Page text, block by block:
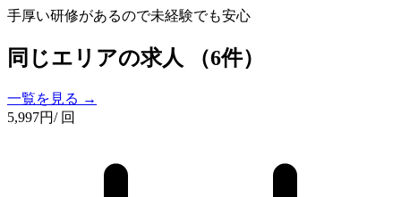
手厚い研修があるので未経験でも安心
同じエリアの求人 （6件）
一覧を見る →
5,997円/ 回